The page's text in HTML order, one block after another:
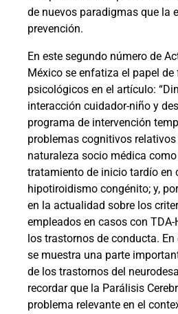
de nuevos paradigmas que la
prevención.
En este segundo número de
México se enfatiza el papel
psicológicos en el artículo:
interacción cuidador-niño y
programa de intervención
problemas cognitivos
naturaleza socio médica
tratamiento de inicio tardío en
hipotiroidismo congénito; y,
en la actualidad sobre los
empleados en casos con
los trastornos de conducta.
se muestra una parte
de los trastornos del
recordar que la Parálisis
problema relevante en el